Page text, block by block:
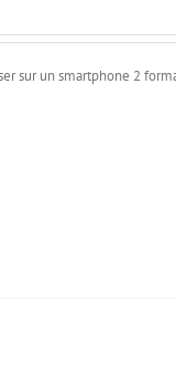
sur un smartphone 2